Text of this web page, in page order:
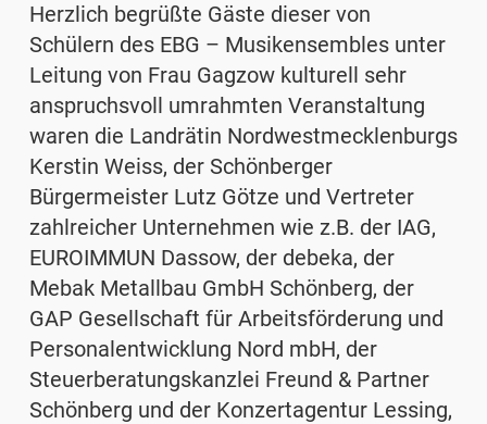
Herzlich begrüßte Gäste dieser von
Schülern des EBG – Musikensembles unter
Leitung von Frau Gagzow kulturell sehr
anspruchsvoll umrahmten Veranstaltung
waren die Landrätin Nordwestmecklenburgs
Kerstin Weiss, der Schönberger
Bürgermeister Lutz Götze und Vertreter
zahlreicher Unternehmen wie z.B. der IAG,
EUROIMMUN Dassow, der debeka, der
Mebak Metallbau GmbH Schönberg, der
GAP Gesellschaft für Arbeitsförderung und
Personalentwicklung Nord mbH, der
Steuerberatungskanzlei Freund & Partner
Schönberg und der Konzertagentur Lessing,